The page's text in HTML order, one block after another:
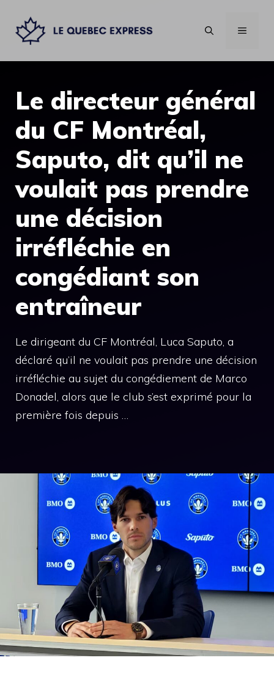
contenu
MENU
Le directeur général
du CF Montréal,
Saputo, dit qu’il ne
voulait pas prendre
une décision
irréfléchie en
congédiant son
entraîneur
Le dirigeant du CF Montréal, Luca Saputo, a
déclaré qu’il ne voulait pas prendre une décision
irréfléchie au sujet du congédiement de Marco
Donadel, alors que le club s’est exprimé pour la
première fois depuis …